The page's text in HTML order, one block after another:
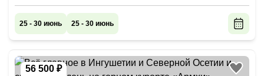
25 - 30 июнь 25 - 30 июнь
56 500 ₽